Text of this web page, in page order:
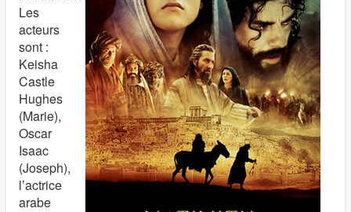
Les
acteurs
sont :
Keisha
Castle
Hughes
(Marie),
Oscar
Isaac
(Joseph),
l’actrice
arabe